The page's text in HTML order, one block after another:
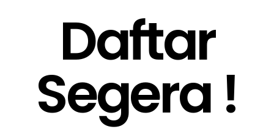
Daftar
Segera !